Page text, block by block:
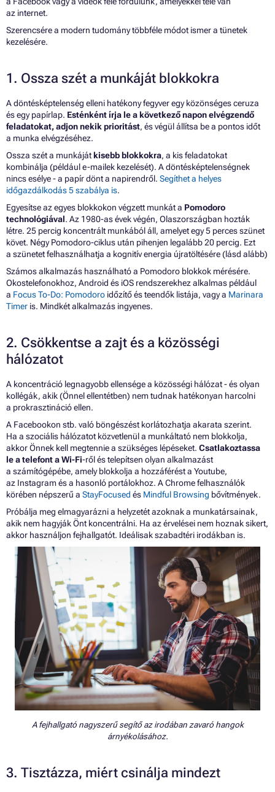
az internet.
Szerencsére a modern tudomány többféle módot ismer a tünetek
kezelésére.
1. Ossza szét a munkáját blokkokra
A döntésképtelenség elleni hatékony fegyver egy közönséges ceruza
és egy papírlap. Esténként írja le a következő napon elvégzendő
feladatokat, adjon nekik prioritást, és végül állítsa be a pontos időt
a munka elvégzéséhez.
Ossza szét a munkáját kisebb blokkokra, a kis feladatokat
kombinálja (például e-mailek kezelését). A döntésképtelenségnek
nincs esélye - a papír dönt a napirendről. Segíthet a helyes
időgazdálkodás 5 szabálya is.
Egyesítse az egyes blokkokon végzett munkát a Pomodoro
technológiával. Az 1980-as évek végén, Olaszországban hozták
létre. 25 percig koncentrált munkából áll, amelyet egy 5 perces szünet
követ. Négy Pomodoro-ciklus után pihenjen legalább 20 percig. Ezt
a szünetet felhasználhatja a kognitív energia újratöltésére (lásd alább)
Számos alkalmazás használható a Pomodoro blokkok mérésére.
Okostelefonokhoz, Android és iOS rendszerekhez alkalmas például
a Focus To-Do: Pomodoro időzítő és teendők listája, vagy a Marinara
Timer is. Mindkét alkalmazás ingyenes.
2. Csökkentse a zajt és a közösségi
hálózatot
A koncentráció legnagyobb ellensége a közösségi hálózat - és olyan
kollégák, akik (Önnel ellentétben) nem tudnak hatékonyan harcolni
a prokrasztináció ellen.
A Facebookon stb. való böngészést korlátozhatja akarata szerint.
Ha a szociális hálózatot közvetlenül a munkáltató nem blokkolja,
akkor Önnek kell megtennie a szükséges lépéseket. Csatlakoztassa
le a telefont a Wi-Fi-ről és telepítsen olyan alkalmazást
a számítógépébe, amely blokkolja a hozzáférést a Youtube,
az Instagram és a hasonló portálokhoz. A Chrome felhasználók
körében népszerű a StayFocused és Mindful Browsing bővítmények.
Próbálja meg elmagyarázni a helyzetét azoknak a munkatársainak,
akik nem hagyják Önt koncentrálni. Ha az érvelései nem hoznak sikert,
akkor használjon fejhallgatót. Ideálisak szabadtéri irodákban is.
A fejhallgató nagyszerű segítő az irodában zavaró hangok
árnyékolásához.
3. Tisztázza, miért csinálja mindezt